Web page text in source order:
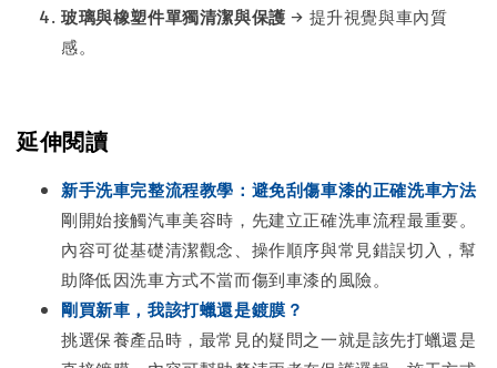
玻璃與橡塑件單獨清潔與保護 → 提升視覺與車內質
感。
延伸閱讀
新手洗車完整流程教學：避免刮傷車漆的正確洗車方法
剛開始接觸汽車美容時，先建立正確洗車流程最重要。
內容可從基礎清潔觀念、操作順序與常見錯誤切入，幫
助降低因洗車方式不當而傷到車漆的風險。
剛買新車，我該打蠟還是鍍膜？
挑選保養產品時，最常見的疑問之一就是該先打蠟還是